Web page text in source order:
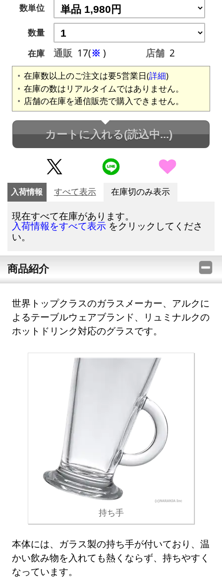
数単位
数量
在庫
通販 17(※ ) 店舗 2
在庫数以上のご注文は要5営業日(詳細)
在庫の数はリアルタイムではありません。
店舗の在庫を通信販売で購入できません。
カートに入れる(読込中...)
入荷情報 すべて表示 在庫切のみ表示
現在すべて在庫があります。
入荷情報をすべて表示 をクリックしてくださ
い。
商品紹介
世界トップクラスのガラスメーカー、アルクに
よるテーブルウェアブランド、リュミナルクの
ホットドリンク対応のグラスです。
持ち手
本体には、ガラス製の持ち手が付いており、温
かい飲み物を入れても熱くならず、持ちやすく
なっています。